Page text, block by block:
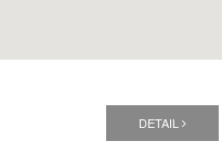
DETAIL